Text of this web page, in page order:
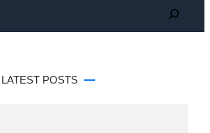
Search
LATEST POSTS